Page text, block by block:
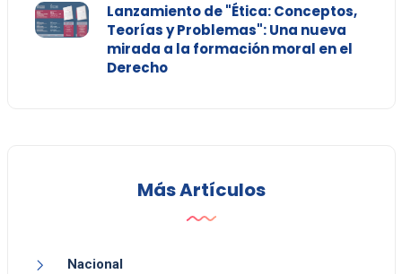
Lanzamiento de "Ética: Conceptos,
Teorías y Problemas": Una nueva
mirada a la formación moral en el
Derecho
Más Artículos
Nacional